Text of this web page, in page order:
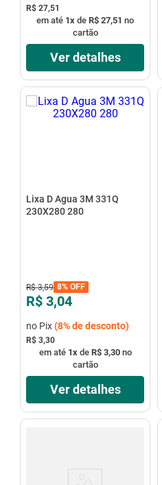
R$ 27,51
em até 1x de R$ 27,51 no
cartão
Ver detalhes
Lixa D Agua 3M 331Q
230X280 280
R$ 3,59 8%OFF
R$ 3,04
no Pix(8%de desconto)
R$ 3,30
em até 1xde R$ 3,30no
cartão
Ver detalhes